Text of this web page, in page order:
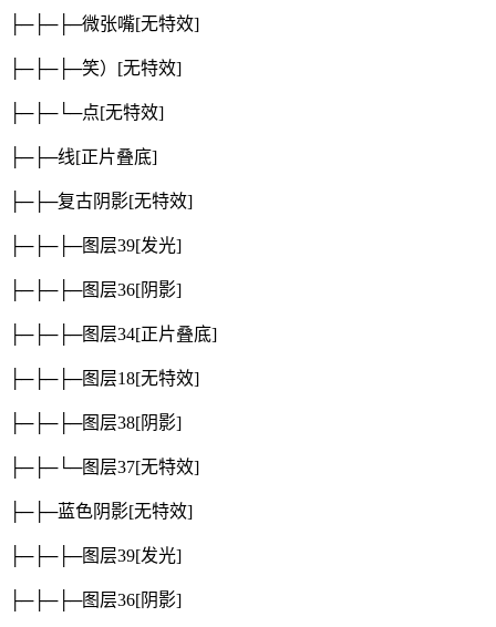
├─├─├─微张嘴[无特效]
├─├─├─笑） [无特效]
├─├─└─点[无特效]
├─├─线[正片叠底]
├─├─复古阴影[无特效]
├─├─├─图层39[发光]
├─├─├─图层36[阴影]
├─├─├─图层34[正片叠底]
├─├─├─图层18[无特效]
├─├─├─图层38[阴影]
├─├─└─图层37[无特效]
├─├─蓝色阴影[无特效]
├─├─├─图层39[发光]
├─├─├─图层36[阴影]